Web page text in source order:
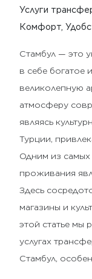
Услуги
Комфорт,
Стамбул — это
в себе богатое
великолепную
атмосферу
являясь
Турции,
Одним из
проживания
Здесь
магазины и
этой статье мы
услугах
Стамбул,